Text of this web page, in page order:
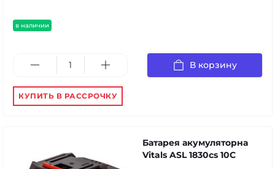
в наличии
В корзину
КУПИТЬ В РАССРОЧКУ
Батарея акумуляторна
Vitals ASL 1830cs 10C